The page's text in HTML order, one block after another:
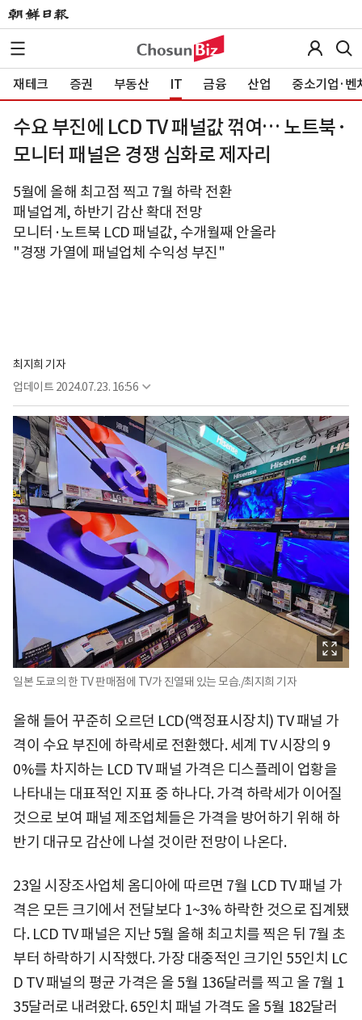
재테크 증권 부동산 IT 금융 산업 중소기업·벤
수요 부진에 LCD TV 패널값 꺾여… 노트북·
모니터 패널은 경쟁 심화로 제자리
5월에 올해 최고점 찍고 7월 하락 전환
패널업계, 하반기 감산 확대 전망
모니터·노트북 LCD 패널값, 수개월째 안올라
"경쟁 가열에 패널업체 수익성 부진"
최지희 기자
업데이트 2024.07.23. 16:56
일본 도쿄의 한 TV 판매점에 TV가 진열돼 있는 모습./최지희 기자
올해 들어 꾸준히 오르던 LCD(액정표시장치) TV 패널 가
격이 수요 부진에 하락세로 전환했다. 세계 TV 시장의 9
0%를 차지하는 LCD TV 패널 가격은 디스플레이 업황을
나타내는 대표적인 지표 중 하나다. 가격 하락세가 이어질
것으로 보여 패널 제조업체들은 가격을 방어하기 위해 하
반기 대규모 감산에 나설 것이란 전망이 나온다.
23일 시장조사업체 옴디아에 따르면 7월 LCD TV 패널 가
격은 모든 크기에서 전달보다 1~3% 하락한 것으로 집계됐
다. LCD TV 패널은 지난 5월 올해 최고치를 찍은 뒤 7월 초
부터 하락하기 시작했다. 가장 대중적인 크기인 55인치 LC
D TV 패널의 평균 가격은 올 5월 136달러를 찍고 올 7월 1
35달러로 내려왔다. 65인치 패널 가격도 올 5월 182달러